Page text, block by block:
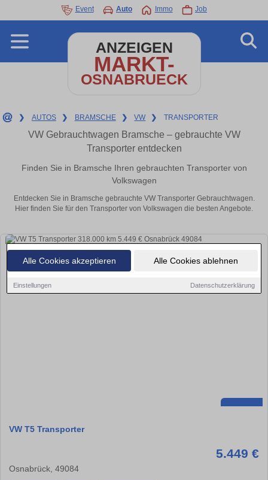
Alle Cookies akzeptieren Alle Cookies ablehnen
Einstellungen Datenschutzerklärung
Event Auto Immo Job
ANZEIGEN
MARKT-
OSNABRUECK
❯ AUTOS ❯ BRAMSCHE ❯ VW ❯ TRANSPORTER
VW Gebrauchtwagen Bramsche – gebrauchte VW
Transporter entdecken
Finden Sie in Bramsche Ihren gebrauchten Transporter von
Volkswagen
Entdecken Sie in Bramsche gebrauchte VW Transporter Gebrauchtwagen.
Hier finden Sie für den Transporter von Volkswagen die besten Angebote.
VW T5 Transporter
5.449 €
Osnabrück, 49084